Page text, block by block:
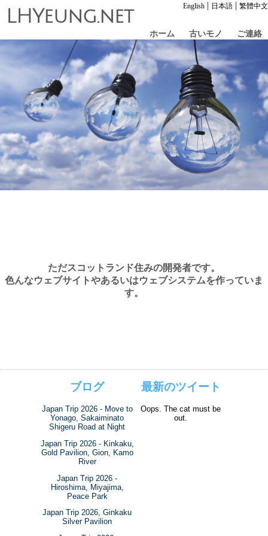
English | 日本語 | 繁體中文
LHYeung.net
ホーム 古いモノ ご連絡
ただスコットランド住みの開発者です。
色んなウェブサイトやあるいはウェブシステムを作っていま
す。
ブログ
Japan Trip 2026 - Move to
Yonago, Sakaiminato
Shigeru Road at Night
Japan Trip 2026 - Kinkaku,
Gold Pavilion, Gion, Kamo
River
Japan Trip 2026 -
Hiroshima, Miyajima,
Peace Park
Japan Trip 2026, Ginkaku
Silver Pavilion
最新のツイート
Oops. The cat must be
out.